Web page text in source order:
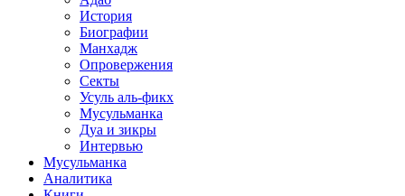
История
Биографии
Манхадж
Опровержения
Секты
Усуль аль-фикх
Мусульманка
Дуа и зикры
Интервью
Мусульманка
Аналитика